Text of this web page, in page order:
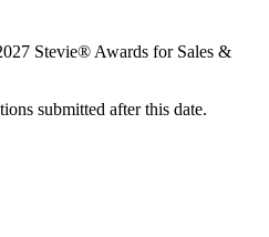
Stevie® Awards for Sales &
submitted after this date.